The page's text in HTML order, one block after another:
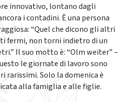
innovativo, lontano dagli
i contadini. È una persona
“Quel che dicono gli altri
fermi, non torni indietro di un
Il suo motto è: “Olm weiter” –
le giornate di lavoro sono
rarissimi. Solo la domenica è
alla famiglia e alle figlie.